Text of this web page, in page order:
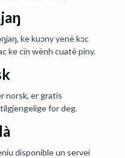
ke kuɔny yenë kɔc
ke cïn wënh cuatë piny.
norsk, er gratis
for deg.
disponible un servei